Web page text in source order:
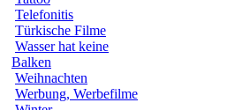
Telefonitis
Türkische Filme
Wasser hat keine
Balken
Weihnachten
Werbung, Werbefilme